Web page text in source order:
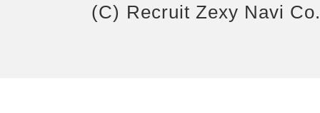
(C) Recruit Zexy Navi